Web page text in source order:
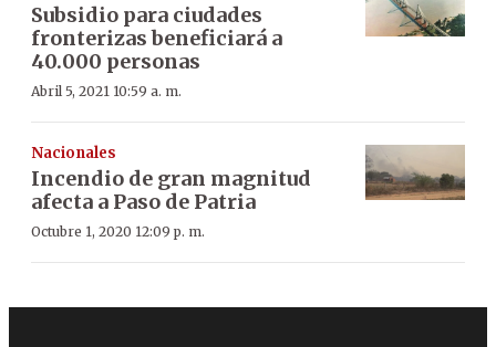
Subsidio para ciudades
fronterizas beneficiará a
40.000 personas
Abril 5, 2021 10:59 a. m.
Nacionales
Incendio de gran magnitud
afecta a Paso de Patria
Octubre 1, 2020 12:09 p. m.